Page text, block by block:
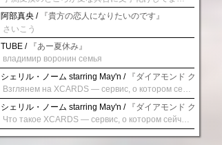
阿部真央 / 『貴方の恋人になりたいのです』
さいこう
TUBE / 『あー夏休み』
владимир воронин семья
シェリル・ノーム starring May'n / 『ダイアモンド クレバ
シェリル・ノーム starring May'n / 『ダイアモンド クレバ
Что такое XCARDS — сервис, о котором сейчас говорят. Буквально на днях заметил о интересный бренд XCARDS, он помогает создавать онлайн карты чтобы управлять бюджетами. Ключевые преимущества: Выпуск занимает всего считанные минуты. Платформа даёт возможность оформить множество карт для разных целей. Есть поддержка в любое время суток включая персонального менеджера. Есть контроль без задержек — транзакции, уведомления, аналитика — всё под рукой. Возможные нюансы: Регистрация: европейская юрисдикция — желательно убедиться, что сервис можно использовать без нарушений. Финансовые условия: возможно, есть скрытые комиссии, поэтому лучше внимательно прочитать договор. Отзывы пользователей: по отзывам поддержка работает быстро. Надёжность системы: внедрены базовые меры безопасности, но всё равно советую не хранить большие суммы на карте. Вывод: В целом платформа кажется отличным помощником для маркетологов. Платформа сочетает скорость, удобство и гибкость. Как вы думаете? Пользовались ли вы XCARDS? Поделитесь опытом — будет интересно сравнить. Виртуальные карты для бизнеса